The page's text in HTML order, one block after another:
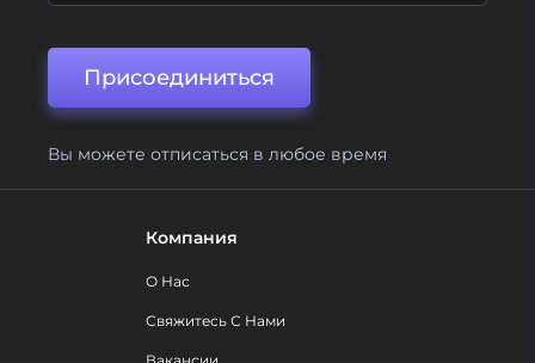
Присоединиться
Вы можете отписаться в любое время
Компания
О Нас
Свяжитесь С Нами